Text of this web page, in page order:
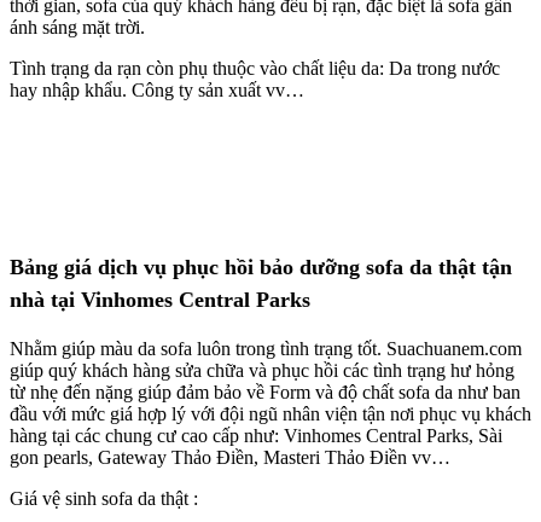
thời gian, sofa của quý khách hàng đều bị rạn, đặc biệt là sofa gần
ánh sáng mặt trời.
Tình trạng da rạn còn phụ thuộc vào chất liệu da: Da trong nước
hay nhập khẩu. Công ty sản xuất vv…
Bảng giá dịch vụ phục hồi bảo dưỡng sofa da thật tận
nhà tại Vinhomes Central Parks
Nhằm giúp màu da sofa luôn trong tình trạng tốt. Suachuanem.com
giúp quý khách hàng sửa chữa và phục hồi các tình trạng hư hỏng
từ nhẹ đến nặng giúp đảm bảo về Form và độ chất sofa da như ban
đầu với mức giá hợp lý với đội ngũ nhân viện tận nơi phục vụ khách
hàng tại các chung cư cao cấp như: Vinhomes Central Parks, Sài
gon pearls, Gateway Thảo Điền, Masteri Thảo Điền vv…
Giá vệ sinh sofa da thật :